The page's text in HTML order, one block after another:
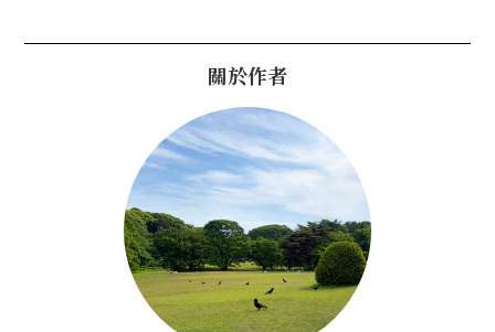
關於作者